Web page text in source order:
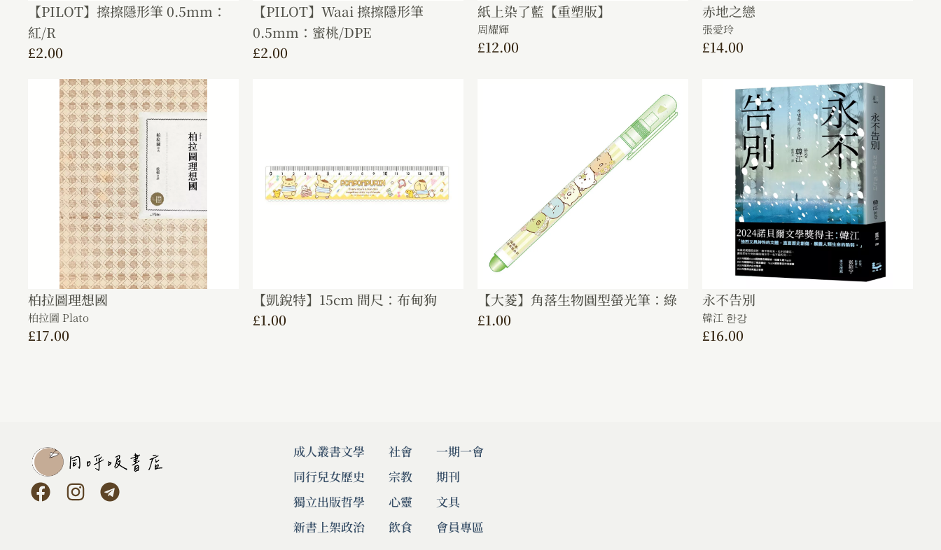
【PILOT】擦擦隱形筆 0.5mm：
紅/R
£2.00
【PILOT】Waai 擦擦隱形筆
0.5mm：蜜桃/DPE
£2.00
紙上染了藍【重塑版】
周耀輝
£12.00
赤地之戀
張愛玲
£14.00
柏拉圖理想國
柏拉圖 Plato
£17.00
【凱銳特】15cm 間尺：布甸狗
£1.00
【大菱】角落生物圓型螢光筆：綠
£1.00
永不告別
韓江 한강
£16.00
成人叢書
同行兒女
獨立出版
新書上架
文學
歷史
哲學
政治
社會
宗教
心靈
飲食
一期一會
期刊
文具
會員專區